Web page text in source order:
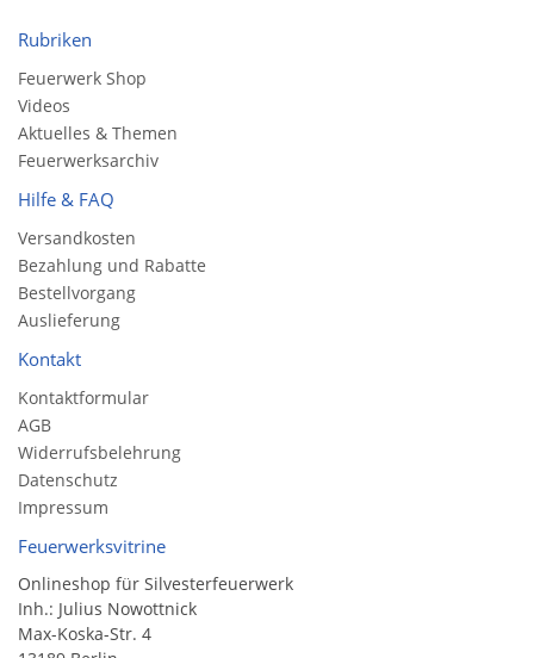
Rubriken
Feuerwerk Shop
Videos
Aktuelles & Themen
Feuerwerksarchiv
Hilfe & FAQ
Versandkosten
Bezahlung und Rabatte
Bestellvorgang
Auslieferung
Kontakt
Kontaktformular
AGB
Widerrufsbelehrung
Datenschutz
Impressum
Feuerwerksvitrine
Onlineshop für Silvesterfeuerwerk
Inh.: Julius Nowottnick
Max-Koska-Str. 4